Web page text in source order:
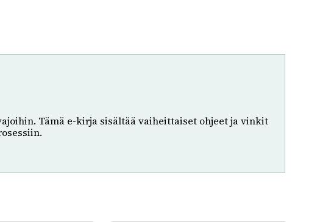
Tämä e-kirja sisältää vaiheittaiset ohjeet ja vinkit